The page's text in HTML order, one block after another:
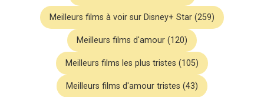
Meilleurs films à voir sur Disney+ Star (259)
Meilleurs films d'amour (120)
Meilleurs films les plus tristes (105)
Meilleurs films d'amour tristes (43)